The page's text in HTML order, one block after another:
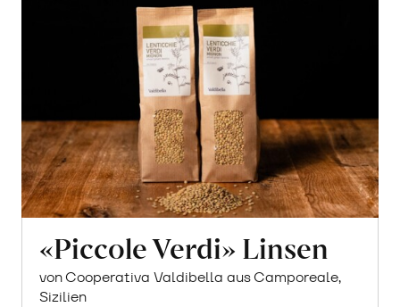
«Piccole Verdi» Linsen
von Cooperativa Valdibella aus Camporeale,
Sizilien